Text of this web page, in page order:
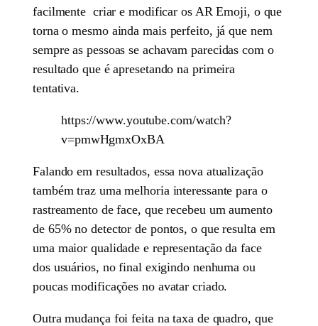
facilmente criar e modificar os AR Emoji, o que
torna o mesmo ainda mais perfeito, já que nem
sempre as pessoas se achavam parecidas com o
resultado que é apresetando na primeira
tentativa.
https://www.youtube.com/watch?
v=pmwHgmxOxBA
Falando em resultados, essa nova atualização
também traz uma melhoria interessante para o
rastreamento de face, que recebeu um aumento
de 65% no detector de pontos, o que resulta em
uma maior qualidade e representação da face
dos usuários, no final exigindo nenhuma ou
poucas modificações no avatar criado.
Outra mudança foi feita na taxa de quadro, que